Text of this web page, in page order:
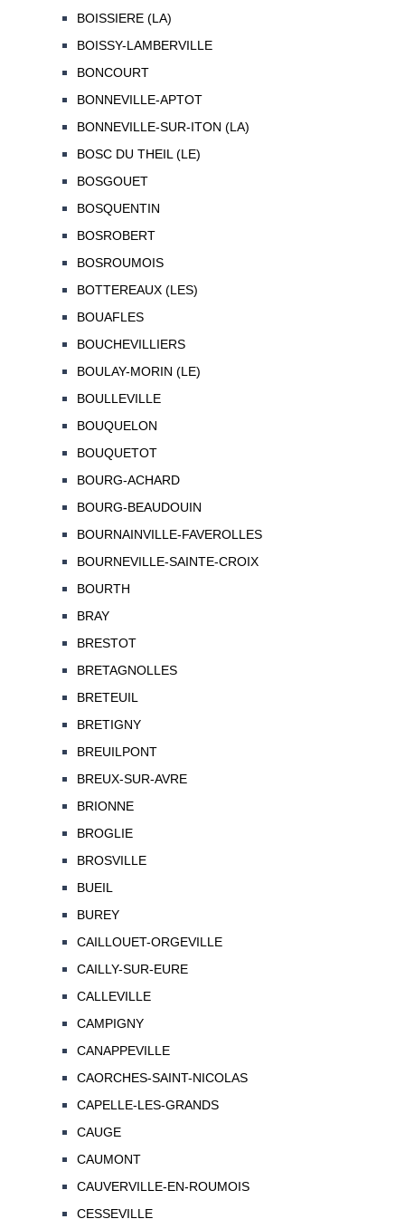
BOISSIERE (LA)
BOISSY-LAMBERVILLE
BONCOURT
BONNEVILLE-APTOT
BONNEVILLE-SUR-ITON (LA)
BOSC DU THEIL (LE)
BOSGOUET
BOSQUENTIN
BOSROBERT
BOSROUMOIS
BOTTEREAUX (LES)
BOUAFLES
BOUCHEVILLIERS
BOULAY-MORIN (LE)
BOULLEVILLE
BOUQUELON
BOUQUETOT
BOURG-ACHARD
BOURG-BEAUDOUIN
BOURNAINVILLE-FAVEROLLES
BOURNEVILLE-SAINTE-CROIX
BOURTH
BRAY
BRESTOT
BRETAGNOLLES
BRETEUIL
BRETIGNY
BREUILPONT
BREUX-SUR-AVRE
BRIONNE
BROGLIE
BROSVILLE
BUEIL
BUREY
CAILLOUET-ORGEVILLE
CAILLY-SUR-EURE
CALLEVILLE
CAMPIGNY
CANAPPEVILLE
CAORCHES-SAINT-NICOLAS
CAPELLE-LES-GRANDS
CAUGE
CAUMONT
CAUVERVILLE-EN-ROUMOIS
CESSEVILLE